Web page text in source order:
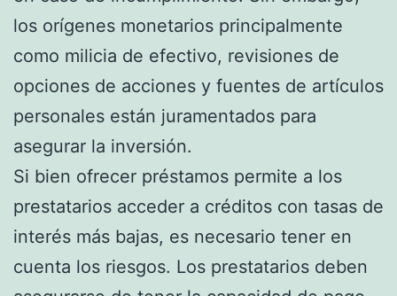
los orígenes monetarios principalmente
como milicia de efectivo, revisiones de
opciones de acciones y fuentes de artículos
personales están juramentados para
asegurar la inversión.
Si bien ofrecer préstamos permite a los
prestatarios acceder a créditos con tasas de
interés más bajas, es necesario tener en
cuenta los riesgos. Los prestatarios deben